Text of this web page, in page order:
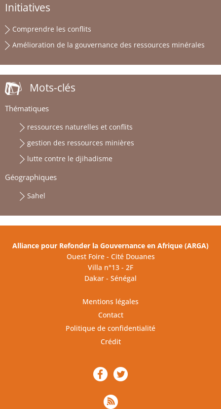
Initiatives
Comprendre les conflits
Amélioration de la gouvernance des ressources minérales
Mots-clés
Thématiques
ressources naturelles et conflits
gestion des ressources minières
lutte contre le djihadisme
Géographiques
Sahel
Alliance pour Refonder la Gouvernance en Afrique (ARGA)
Ouest Foire - Cité Douanes
Villa n°13 - 2F
Dakar - Sénégal
Mentions légales
Contact
Politique de confidentialité
Crédit